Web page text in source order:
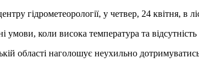
гідрометеорології, у четвер, 24 квітня,
коли висока температура та
області наголошує неухильно